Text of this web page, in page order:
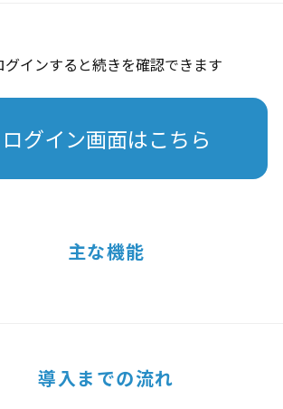
グインすると続きを確認できます
ログイン画面はこちら
主な機能
導入までの流れ